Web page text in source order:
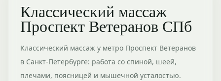
Классический массаж
Проспект Ветеранов СПб
Классический массаж у метро Проспект Ветеранов
в Санкт-Петербурге: работа со спиной, шеей,
плечами, поясницей и мышечной усталостью.